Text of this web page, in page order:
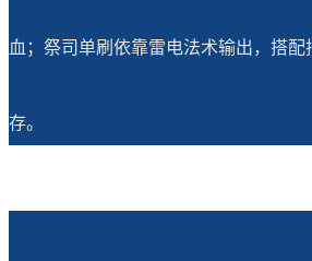
血；祭司单刷依靠雷电法术输出，搭
存。